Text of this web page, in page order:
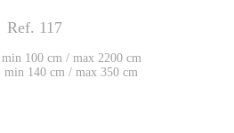
Ref. 117
min 100 cm / max 2200 cm
min 140 cm / max 350 cm